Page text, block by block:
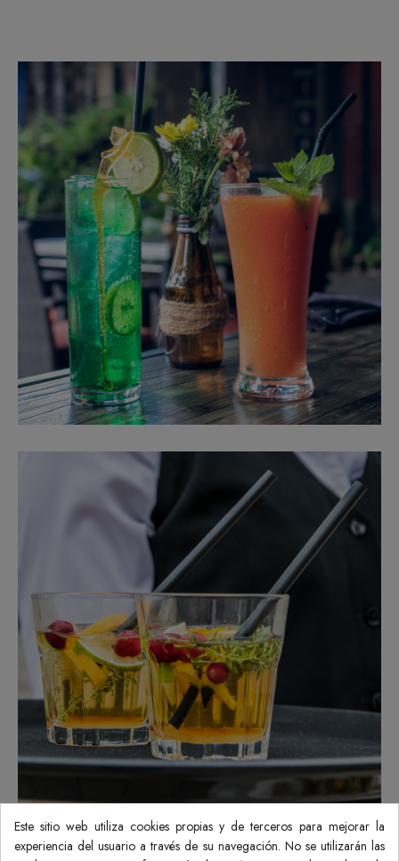
Este sitio web utiliza cookies propias y de terceros para mejorar la
experiencia del usuario a través de su navegación. No se utilizarán las